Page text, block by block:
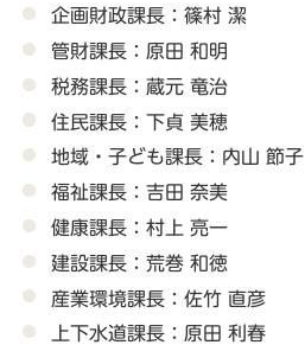
企画財政課長：篠村 潔
管財課長：原田 和明
税務課長：蔵元 竜治
住民課長：下貞 美穂
地域・子ども課長：内山 節子
福祉課長：吉田 奈美
健康課長：村上 亮一
建設課長：荒巻 和徳
産業環境課長：佐竹 直彦
上下水道課長：原田 利春